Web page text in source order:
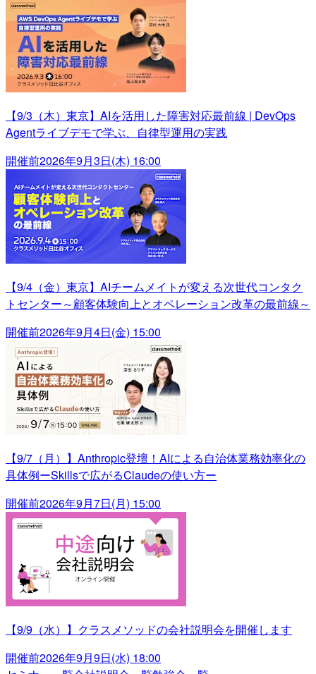
【9/3（木）東京】AIを活用した障害対応最前線 | DevOps
Agentライブデモで学ぶ、自律型運用の実践
開催前2026年9月3日(木) 16:00
【9/4（金）東京】AIチームメイトが変える次世代コンタク
トセンター～顧客体験向上とオペレーション改革の最前線～
開催前2026年9月4日(金) 15:00
【9/7（月）】Anthropic登壇！AIによる自治体業務効率化の
具体例ーSkillsで広がるClaudeの使い方ー
開催前2026年9月7日(月) 15:00
【9/9（水）】クラスメソッドの会社説明会を開催します
開催前2026年9月9日(水) 18:00